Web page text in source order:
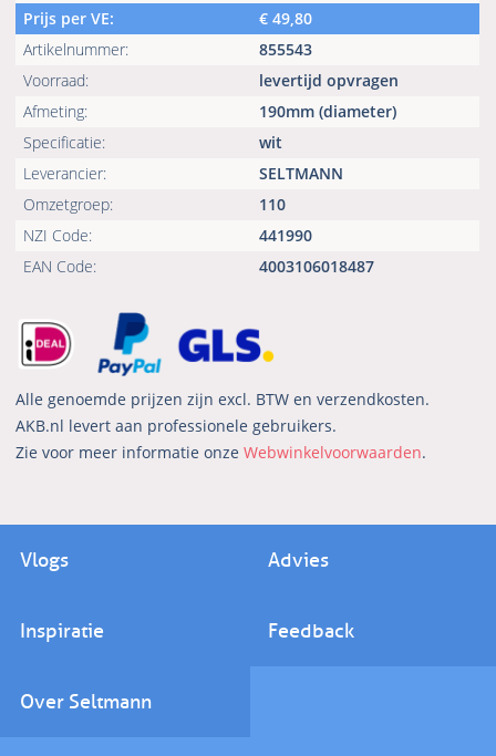
Prijs per VE:
€49,80
Artikelnummer:
855543
Voorraad:
levertijd opvragen
Afmeting:
190mm (diameter)
Specificatie:
wit
Leverancier:
SELTMANN
Omzetgroep:
110
NZI Code:
441990
EAN Code:
4003106018487
Alle genoemde prijzen zijn excl. BTW en verzendkosten.
AKB.nl levert aan professionele gebruikers.
Zie voor meer informatie onzeWebwinkelvoorwaarden.
Vlogs Advies
Inspiratie Feedback
Over Seltmann